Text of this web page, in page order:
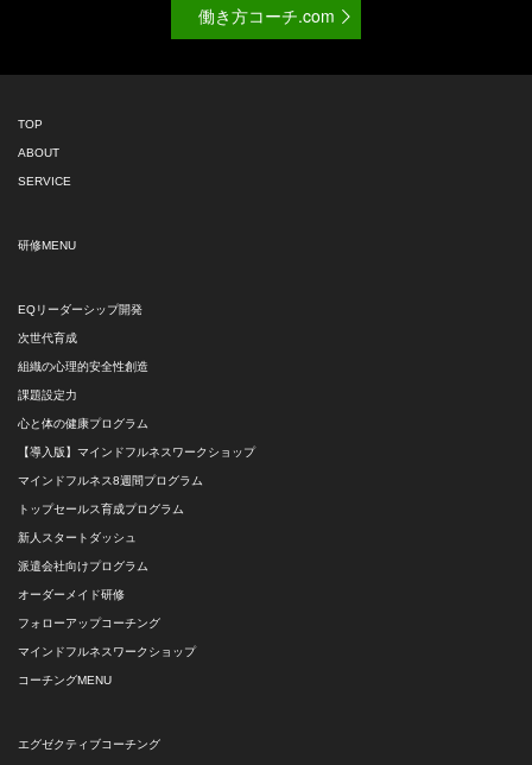
働き方コーチ.com
TOP
ABOUT
SERVICE
研修MENU
EQリーダーシップ開発
次世代育成
組織の心理的安全性創造
課題設定力
心と体の健康プログラム
【導入版】マインドフルネスワークショップ
マインドフルネス8週間プログラム
トップセールス育成プログラム
新人スタートダッシュ
派遣会社向けプログラム
オーダーメイド研修
フォローアップコーチング
マインドフルネスワークショップ
コーチングMENU
エグゼクティブコーチング